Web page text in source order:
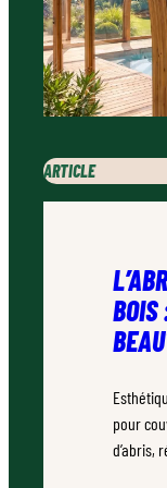
ARTICLE
BOIS
pour
d’abris,